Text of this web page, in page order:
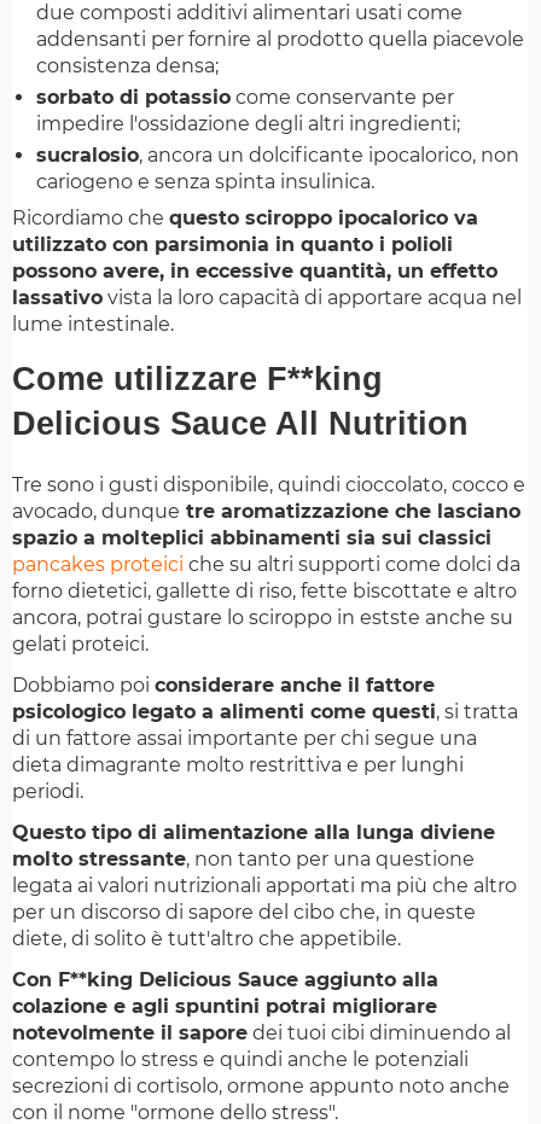
due composti additivi alimentari usati come
addensanti per fornire al prodotto quella piacevole
consistenza densa;
sorbato di potassio come conservante per
impedire l'ossidazione degli altri ingredienti;
sucralosio, ancora un dolcificante ipocalorico, non
cariogeno e senza spinta insulinica.
Ricordiamo che questo sciroppo ipocalorico va
utilizzato con parsimonia in quanto i polioli
possono avere, in eccessive quantità, un effetto
lassativo vista la loro capacità di apportare acqua nel
lume intestinale.
Come utilizzare F**king
Delicious Sauce All Nutrition
Tre sono i gusti disponibile, quindi cioccolato, cocco e
avocado, dunque tre aromatizzazione che lasciano
spazio a molteplici abbinamenti sia sui classici
pancakes proteici che su altri supporti come dolci da
forno dietetici, gallette di riso, fette biscottate e altro
ancora, potrai gustare lo sciroppo in estste anche su
gelati proteici.
Dobbiamo poi considerare anche il fattore
psicologico legato a alimenti come questi, si tratta
di un fattore assai importante per chi segue una
dieta dimagrante molto restrittiva e per lunghi
periodi.
Questo tipo di alimentazione alla lunga diviene
molto stressante, non tanto per una questione
legata ai valori nutrizionali apportati ma più che altro
per un discorso di sapore del cibo che, in queste
diete, di solito è tutt'altro che appetibile.
Con F**king Delicious Sauce aggiunto alla
colazione e agli spuntini potrai migliorare
notevolmente il sapore dei tuoi cibi diminuendo al
contempo lo stress e quindi anche le potenziali
secrezioni di cortisolo, ormone appunto noto anche
con il nome "ormone dello stress".